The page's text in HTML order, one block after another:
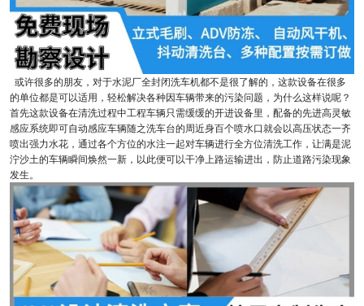
或许很多的朋友，对于水泥厂全封闭洗车机都不是很了解的，这款设备在很多
的单位都是可以适用，轻松解决各种因车辆带来的污染问题，为什么这样说呢？
首先这款设备在清洗过程中工程车辆只需缓缓的开进设备里，配备的先进高灵敏
感应系统即可自动感应车辆随之洗车台的周近身百个喷水口就会以高压状态一齐
喷出强力水花，通过各个方位的水注一起对车辆进行全方位清洗工作，让满是泥
泞沙土的车辆瞬间焕然一新，以此便可以干净上路运输进出，防止道路污染现象
发生。